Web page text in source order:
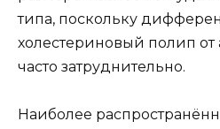
типа, поскольку
холестериновый полип от
часто затруднительно.
Наиболее